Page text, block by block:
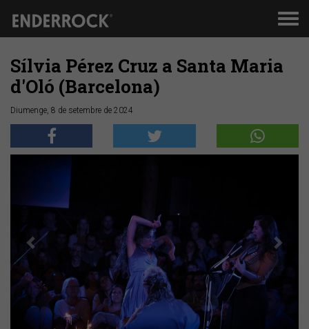
Sílvia Pérez Cruz a Santa Maria
d'Oló (Barcelona)
Diumenge, 8 de setembre de 2024
Anterior